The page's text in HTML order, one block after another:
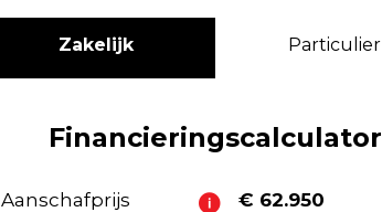
Zakelijk Particulier
Financieringscalculator
Aanschafprijs € 62.950